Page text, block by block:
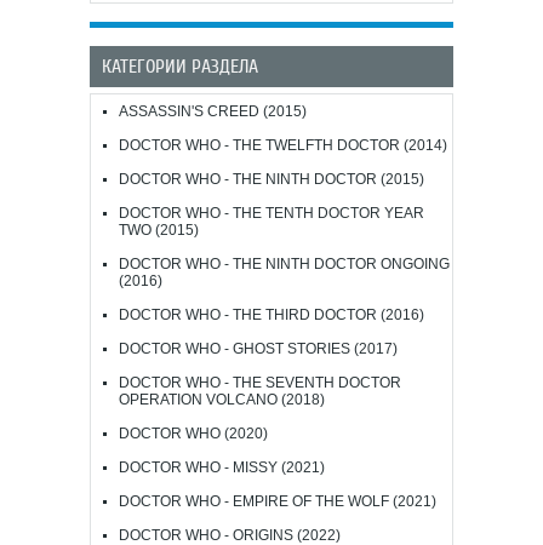
КАТЕГОРИИ РАЗДЕЛА
ASSASSIN'S CREED (2015)
DOCTOR WHO - THE TWELFTH DOCTOR (2014)
DOCTOR WHO - THE NINTH DOCTOR (2015)
DOCTOR WHO - THE TENTH DOCTOR YEAR
TWO (2015)
DOCTOR WHO - THE NINTH DOCTOR ONGOING
(2016)
DOCTOR WHO - THE THIRD DOCTOR (2016)
DOCTOR WHO - GHOST STORIES (2017)
DOCTOR WHO - THE SEVENTH DOCTOR
OPERATION VOLCANO (2018)
DOCTOR WHO (2020)
DOCTOR WHO - MISSY (2021)
DOCTOR WHO - EMPIRE OF THE WOLF (2021)
DOCTOR WHO - ORIGINS (2022)